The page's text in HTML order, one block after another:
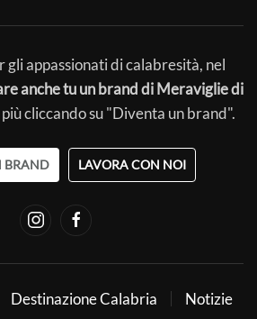
gli appassionati di calabresità, nel
anche tu un brand di Meraviglie di
cliccando su "Diventa un brand".
BRAND LAVORA CON NOI
Destinazione Calabria
Notizie